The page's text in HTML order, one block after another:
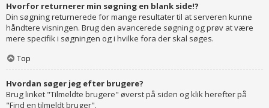
Hvorfor returnerer min søgning en blank side!?
Din søgning returnerede for mange resultater til at serveren kunne
håndtere visningen. Brug den avancerede søgning og prøv at være
mere specifik i søgningen og i hvilke fora der skal søges.
Top
Hvordan søger jeg efter brugere?
Brug linket "Tilmeldte brugere" øverst på siden og klik herefter på
"Find en tilmeldt bruger".